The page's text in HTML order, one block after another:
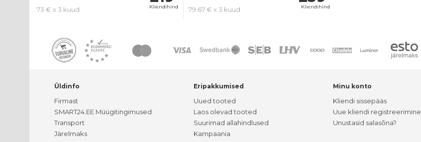
Kliendihind
73 € x 3 kuud Kliendihind
79.67 € x 3 kuud
Üldinfo
Firmast
SMART24.EE Müügitingimused
Transport
Järelmaks
Eripakkumised
Uued tooted
Laos olevad tooted
Suurimad allahindlused
Kampaania
Minu konto
Kliendi sissepääs
Uue kliendi registreerimine
Unustasid salasõna?